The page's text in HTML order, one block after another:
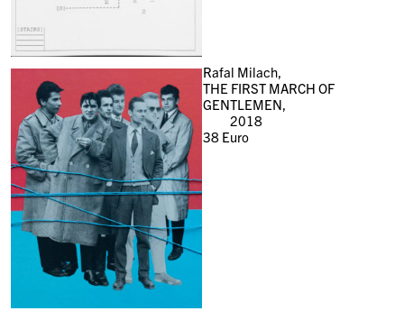
Rafal Milach,
THE FIRST MARCH OF
GENTLEMEN,
2018
38Euro